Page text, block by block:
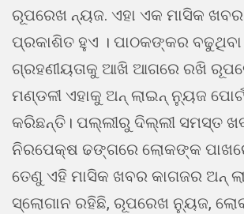
ରୂପରେଖ ନ୍ୟଜ. ଏହା ଏକ ମାସିକ
ପ୍ରକାଶିତ ହୁଏ । ପାଠକଙ୍କର
ଗ୍ରହଣୀୟତାକୁ ଆଖି ଆଗରେ ରଖି
ମଣ୍ଡଳୀ ଏହାକୁ ଅନ୍ ଲାଇନ୍ ନ୍ୟୁଜ
କରିଛନ୍ତି। ପଲ୍ଲୀରୁ ଦିଲ୍ଲୀ ସମସ୍ତ
ନିରପେକ୍ଷ ଢଙ୍ଗରେ ଲୋକଙ୍କ
ତେଣୁ ଏହି ମାସିକ ଖବର କାଗଜର ଅନ୍
ସ୍ଲୋଗାନ ରହିଛି, ରୂପରେଖ ନ୍ୟୁଜ,